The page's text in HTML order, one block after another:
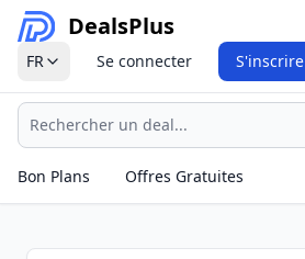
DealsPlus
FR Se connecter S'inscrire
Recherche
Bon Plans
Offres Gratuites